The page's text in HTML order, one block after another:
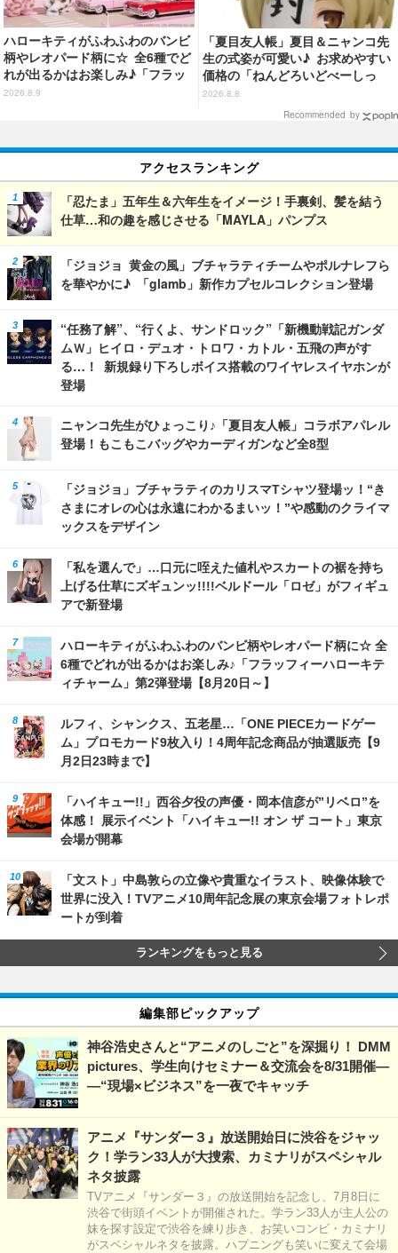
ハローキティがふわふわのバンビ
柄やレオパード柄に☆ 全6種でど
れが出るかはお楽しみ♪「フラッ
フィーハローキティチャーム」第
2026.8.9
「夏目友人帳」夏目＆ニャンコ先
生の式姿が可愛い♪ お求めやすい
価格の「ねんどろいどべーしっ
く」から登場！ ちんまい二人が
2026.8.8
Recommended by
アクセスランキング
「忍たま」五年生＆六年生をイメージ！手裏剣、髪を結う
仕草…和の趣を感じさせる「MAYLA」パンプス
「ジョジョ 黄金の風」ブチャラティチームやポルナレフら
を華やかに♪ 「glamb」新作カプセルコレクション登場
“任務了解”、“行くよ、サンドロック”「新機動戦記ガンダ
ムＷ」ヒイロ・デュオ・トロワ・カトル・五飛の声がす
る…！ 新規録り下ろしボイス搭載のワイヤレスイヤホンが
登場
ニャンコ先生がひょっこり♪「夏目友人帳」コラボアパレル
登場！もこもこバッグやカーディガンなど全8型
「ジョジョ」ブチャラティのカリスマTシャツ登場ッ！“き
さまにオレの心は永遠にわかるまいッ！”や感動のクライマ
ックスをデザイン
「私を選んで」…口元に咥えた値札やスカートの裾を持ち
上げる仕草にズギュンッ!!!!ベルドール「ロゼ」がフィギュ
アで新登場
ハローキティがふわふわのバンビ柄やレオパード柄に☆ 全
6種でどれが出るかはお楽しみ♪「フラッフィーハローキテ
ィチャーム」第2弾登場【8月20日～】
ルフィ、シャンクス、五老星…「ONE PIECEカードゲー
ム」プロモカード9枚入り！4周年記念商品が抽選販売【9
月2日23時まで】
「ハイキュー!!」西谷夕役の声優・岡本信彦が”リベロ”を
体感！ 展示イベント「ハイキュー!! オン ザ コート」東京
会場が開幕
「文スト」中島敦らの立像や貴重なイラスト、映像体験で
世界に没入！TVアニメ10周年記念展の東京会場フォトレポ
ートが到着
ランキングをもっと見る
編集部ピックアップ
神谷浩史さんと“アニメのしごと”を深掘り！ DMM
pictures、学生向けセミナー＆交流会を8/31開催―
―“現場×ビジネス”を一夜でキャッチ
アニメ『サンダー３』放送開始日に渋谷をジャッ
ク！学ラン33人が大捜索、カミナリがスペシャル
ネタ披露
TVアニメ『サンダー３』の放送開始を記念し、7月8日に
渋谷で街頭イベントが開催された。学ラン33人が主人公の
妹を探す設定で渋谷を練り歩き、お笑いコンビ・カミナリ
がスペシャルネタを披露。ハプニングも笑いに変えて会場